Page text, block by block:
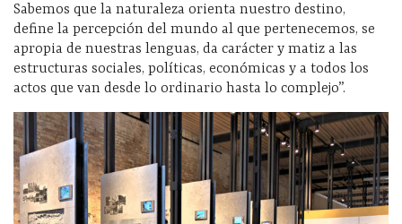
Sabemos que la naturaleza orienta nuestro destino,
define la percepción del mundo al que pertenecemos, se
apropia de nuestras lenguas, da carácter y matiz a las
estructuras sociales, políticas, económicas y a todos los
actos que van desde lo ordinario hasta lo complejo”.